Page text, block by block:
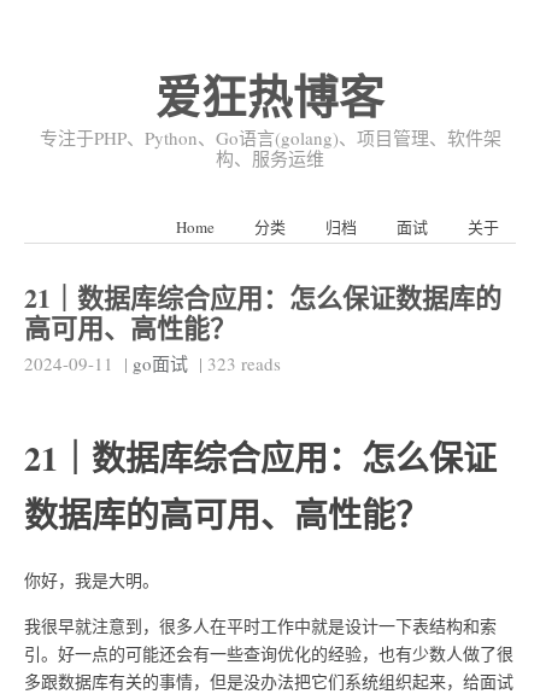
爱狂热博客
专注于PHP、Python、Go语言(golang)、项目管理、软件架
构、服务运维
Home 分类 归档 面试 关于
21｜数据库综合应用：怎么保证数据库的
高可用、高性能？
2024-09-11 | go面试 | 323 reads
21｜数据库综合应用：怎么保证
数据库的高可用、高性能？
你好，我是大明。
我很早就注意到，很多人在平时工作中就是设计一下表结构和索
引。好一点的可能还会有一些查询优化的经验，也有少数人做了很
多跟数据库有关的事情，但是没办法把它们系统组织起来，给面试